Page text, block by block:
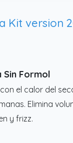
vegetal,
Reduce el
el efecto
Kit version
Formol
el calor del
Elimina
y frizz.